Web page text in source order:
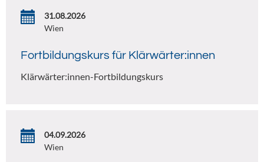
31.08.2026
Wien
Fortbildungskurs für Klärwärter:innen
Klärwärter:innen-Fortbildungskurs
04.09.2026
Wien